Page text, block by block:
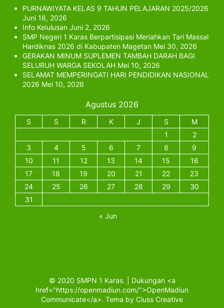
PURNAWIYATA KELAS 9 TAHUN PELAJARAN 2025/2026
Juni 18, 2026
Info Kelulusan Juni 2, 2026
SMP Negeri 1 Karas Berpartisipasi Meriahkan Tari Massal
Hardiknas 2026 di Kabupaten Magetan Mei 30, 2026
GERAKAN MINUM SUPLEMEN TAMBAH DARAH BAGI
SELURUH WARGA SEKOLAH Mei 10, 2026
SELAMAT MEMPERINGATI HARI PENDIDIKAN NASIONAL
2026 Mei 10, 2026
Agustus 2026
S S R K J S
M
1
2
3
4 5 6 7 8
9
10
11 12 13 14 15
16
17
18 19 20 21 22
23
24
25 26 27 28 29
30
31
« Jun
© 2020 SMPN 1 Karas. | Dukungan <a
href="https://openmadiun.com/">OpenMadiun
Communicate</a>. Tema by Ciuss Creative